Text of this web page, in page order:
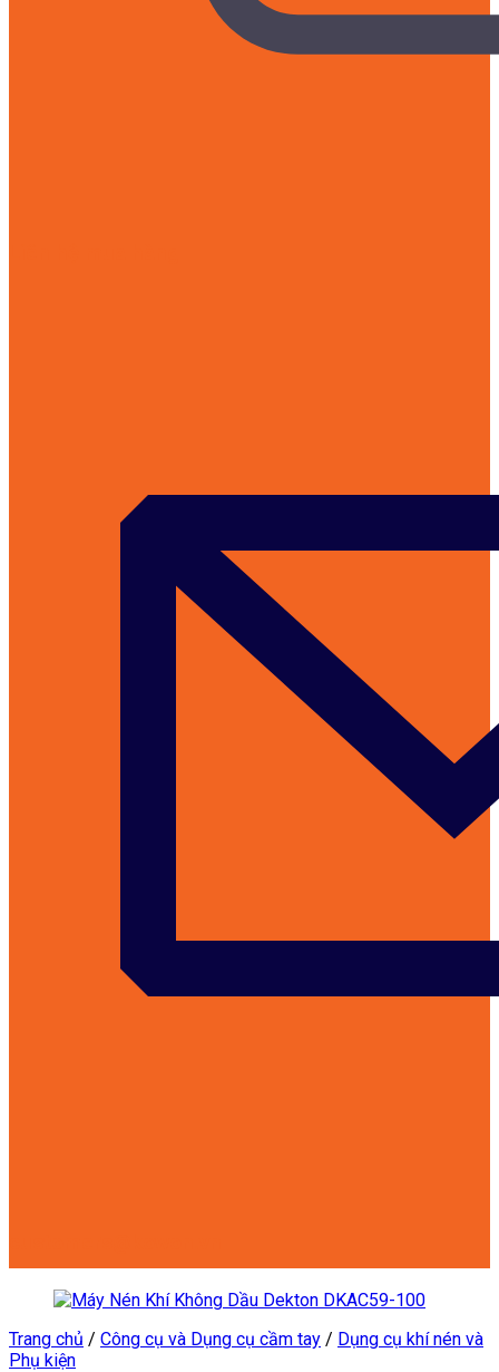
Trang chủ / Công cụ và Dụng cụ cầm tay / Dụng cụ khí nén và
Phụ kiện